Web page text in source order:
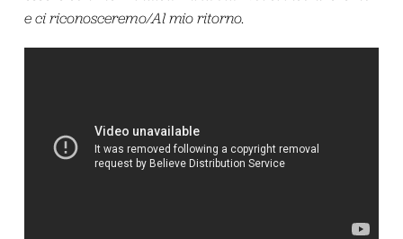
e ci riconosceremo/Al mio ritorno.